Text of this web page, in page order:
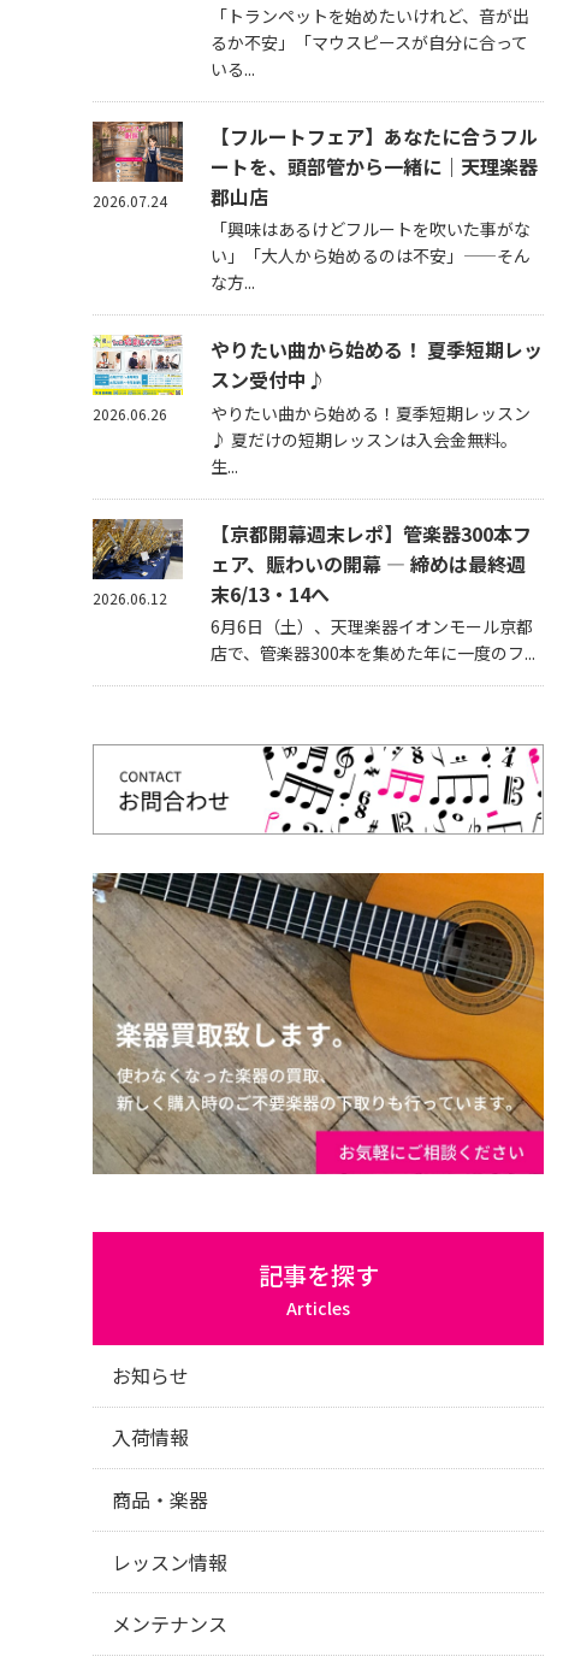
「トランペットを始めたいけれど、音が出
るか不安」「マウスピースが自分に合って
いる...
【フルートフェア】あなたに合うフル
ートを、頭部管から一緒に｜天理楽器
郡山店
「興味はあるけどフルートを吹いた事がな
い」「大人から始めるのは不安」——そん
な方...
2026.07.24
やりたい曲から始める！ 夏季短期レッ
スン受付中♪
やりたい曲から始める！夏季短期レッスン
♪ 夏だけの短期レッスンは入会金無料。
生...
2026.06.26
【京都開幕週末レポ】管楽器300本フ
ェア、賑わいの開幕 — 締めは最終週
末6/13・14へ
6月6日（土）、天理楽器イオンモール京都
店で、管楽器300本を集めた年に一度のフ...
2026.06.12
記事を探す
Articles
お知らせ
入荷情報
商品・楽器
レッスン情報
メンテナンス